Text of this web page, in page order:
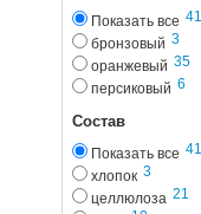
Показать все 41
бронзовый 3
оранжевый 35
персиковый 6
Состав
Показать все 41
хлопок 3
целлюлоза 21